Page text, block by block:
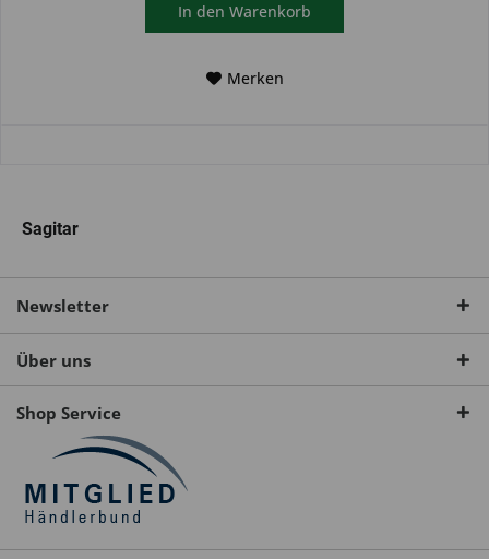
In den Warenkorb
Merken
Sagitar
Newsletter
Über uns
Shop Service